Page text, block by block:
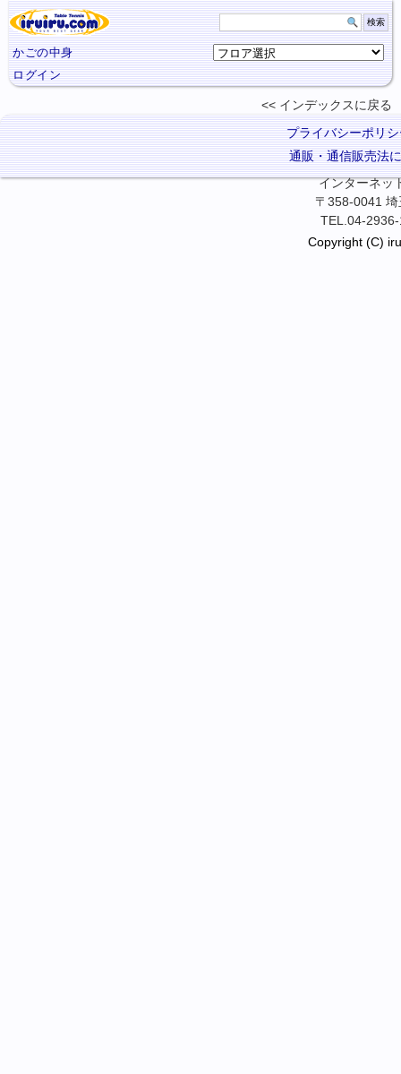
かごの中身
ログイン
インデックスに 戻る
プライバシーポリ
通販・通信販売法
インターネッ
〒358-0041
TEL.04-
Copyright (C)